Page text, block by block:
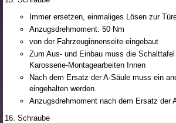
Immer ersetzen, einmaliges Lösen zur
Anzugsdrehmoment: 50 Nm
von der Fahrzeuginnenseite eingebaut
Zum Aus- und Einbau muss die
Karosserie-Montagearbeiten Innen
Nach dem Ersatz der A-Säule muss ein
eingehalten werden.
Anzugsdrehmoment nach dem Ersatz der
Schraube